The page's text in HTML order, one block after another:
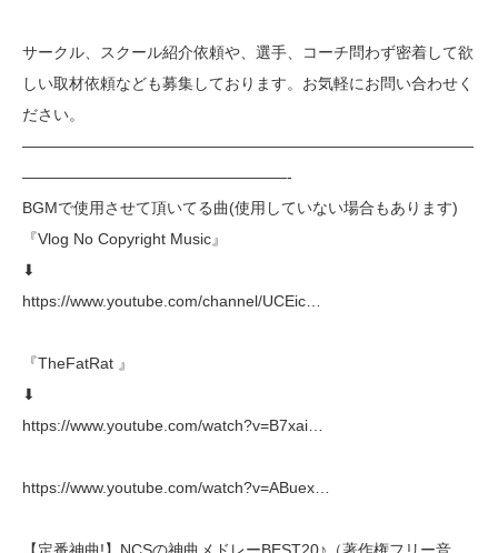
サークル、スクール紹介依頼や、選手、コーチ問わず密着して欲
しい取材依頼なども募集しております。お気軽にお問い合わせく
ださい。
—————————————————————————————
—————————————————-
BGMで使用させて頂いてる曲(使用していない場合もあります)
『Vlog No Copyright Music』
⬇︎
https://www.youtube.com/channel/UCEic…
『TheFatRat 』
⬇︎
https://www.youtube.com/watch?v=B7xai…
https://www.youtube.com/watch?v=ABuex…
【定番神曲!】NCSの神曲メドレーBEST20♪（著作権フリー音